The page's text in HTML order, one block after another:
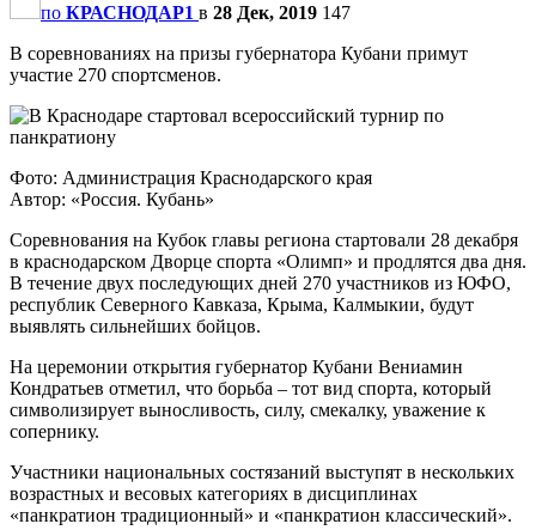
по КРАСНОДАР1 в 28 Дек, 2019 147
В соревнованиях на призы губернатора Кубани примут
участие 270 спортсменов.
Фото: Администрация Краснодарского края
Автор: «Россия. Кубань»
Соревнования на Кубок главы региона стартовали 28 декабря
в краснодарском Дворце спорта «Олимп» и продлятся два дня.
В течение двух последующих дней 270 участников из ЮФО,
республик Северного Кавказа, Крыма, Калмыкии, будут
выявлять сильнейших бойцов.
На церемонии открытия губернатор Кубани Вениамин
Кондратьев отметил, что борьба – тот вид спорта, который
символизирует выносливость, силу, смекалку, уважение к
сопернику.
Участники национальных состязаний выступят в нескольких
возрастных и весовых категориях в дисциплинах
«панкратион традиционный» и «панкратион классический».